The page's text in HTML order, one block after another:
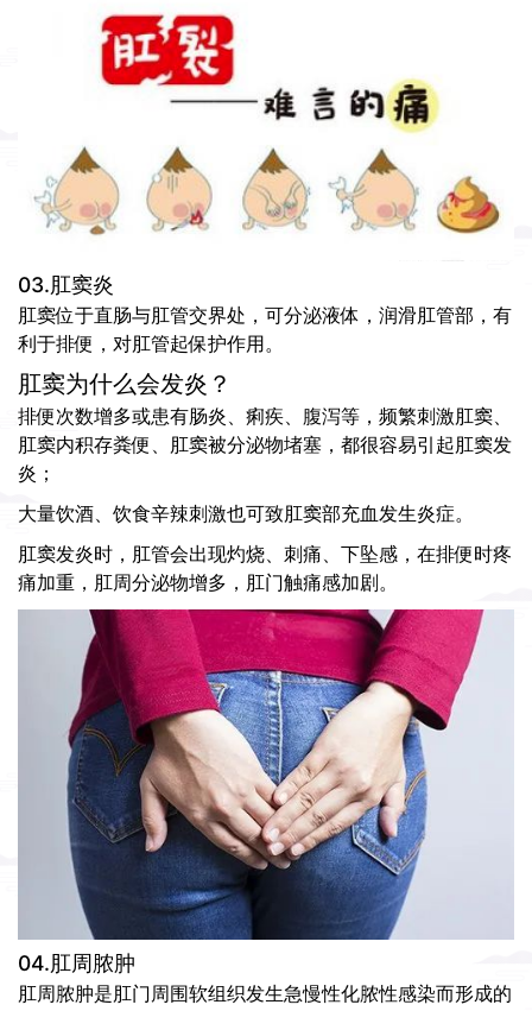
03.肛窦炎
肛窦位于直肠与肛管交界处，可分泌液体，润滑肛管部，有
利于排便，对肛管起保护作用。
肛窦为什么会发炎？
排便次数增多或患有肠炎、痢疾、腹泻等，频繁刺激肛窦、
肛窦内积存粪便、肛窦被分泌物堵塞，都很容易引起肛窦发
炎；
大量饮酒、饮食辛辣刺激也可致肛窦部充血发生炎症。
肛窦发炎时，肛管会出现灼烧、刺痛、下坠感，在排便时疼
痛加重，肛周分泌物增多，肛门触痛感加剧。
04.肛周脓肿
肛周脓肿是肛门周围软组织发生急慢性化脓性感染而形成的